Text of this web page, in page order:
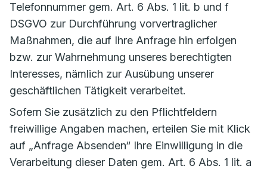
Telefonnummer gem. Art. 6 Abs. 1 lit. b und f
DSGVO zur Durchführung vorvertraglicher
Maßnahmen, die auf Ihre Anfrage hin erfolgen
bzw. zur Wahrnehmung unseres berechtigten
Interesses, nämlich zur Ausübung unserer
geschäftlichen Tätigkeit verarbeitet.
Sofern Sie zusätzlich zu den Pflichtfeldern
freiwillige Angaben machen, erteilen Sie mit Klick
auf „Anfrage Absenden“ Ihre Einwilligung in die
Verarbeitung dieser Daten gem. Art. 6 Abs. 1 lit. a